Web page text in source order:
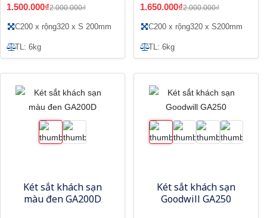
1.500.000₫2.000.000₫
C200 x rộng320 x S 200mm
TL: 6kg
1.650.000₫2.000.000₫
C200 x rộng320 x S200mm
TL: 6kg
Két sắt khách sạn
màu đen GA200D
Két sắt khách sạn
Goodwill GA250